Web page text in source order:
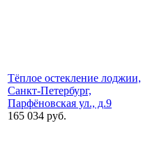
Тёплое остекление лоджии,
Санкт-Петербург,
Парфёновская ул., д.9
165 034 руб.